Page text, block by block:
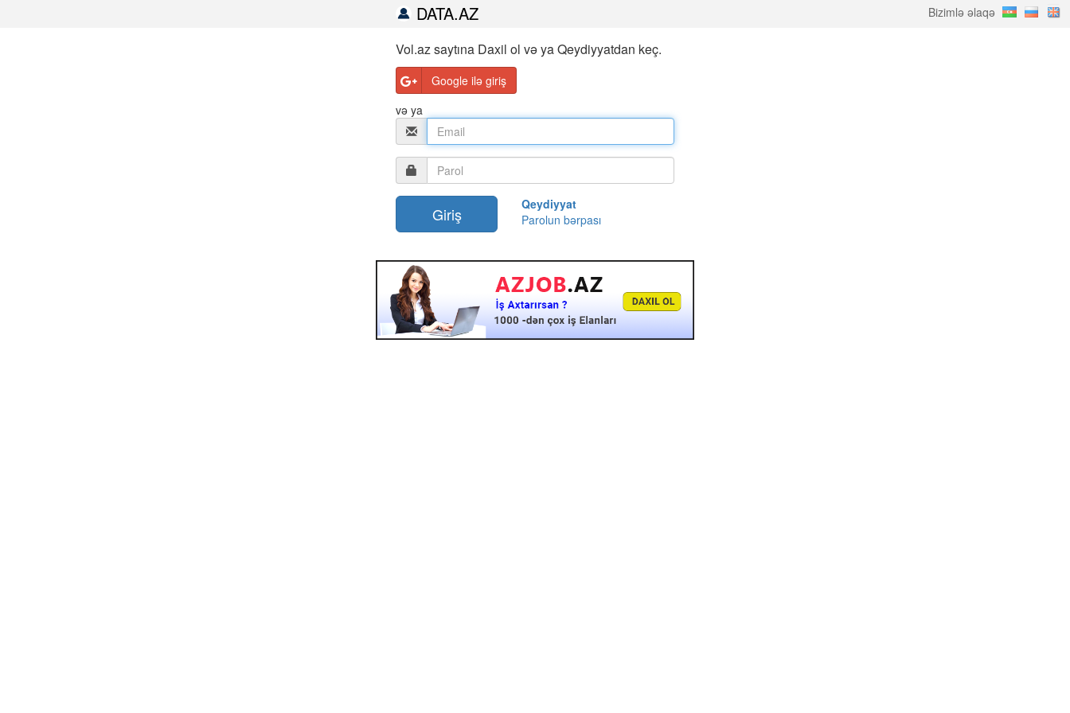
DATA.AZ Bizimlə əlaqə
Vol.az saytına Daxil ol və ya Qeydiyyatdan keç.
Google ilə giriş
və ya
Qeydiyyat
Parolun bərpası